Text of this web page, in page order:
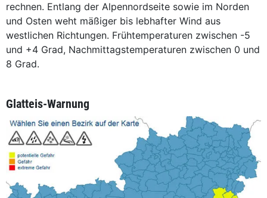
rechnen. Entlang der Alpennordseite sowie im Norden
und Osten weht mäßiger bis lebhafter Wind aus
westlichen Richtungen. Frühtemperaturen zwischen -5
und +4 Grad, Nachmittagstemperaturen zwischen 0 und
8 Grad.
Glatteis-Warnung